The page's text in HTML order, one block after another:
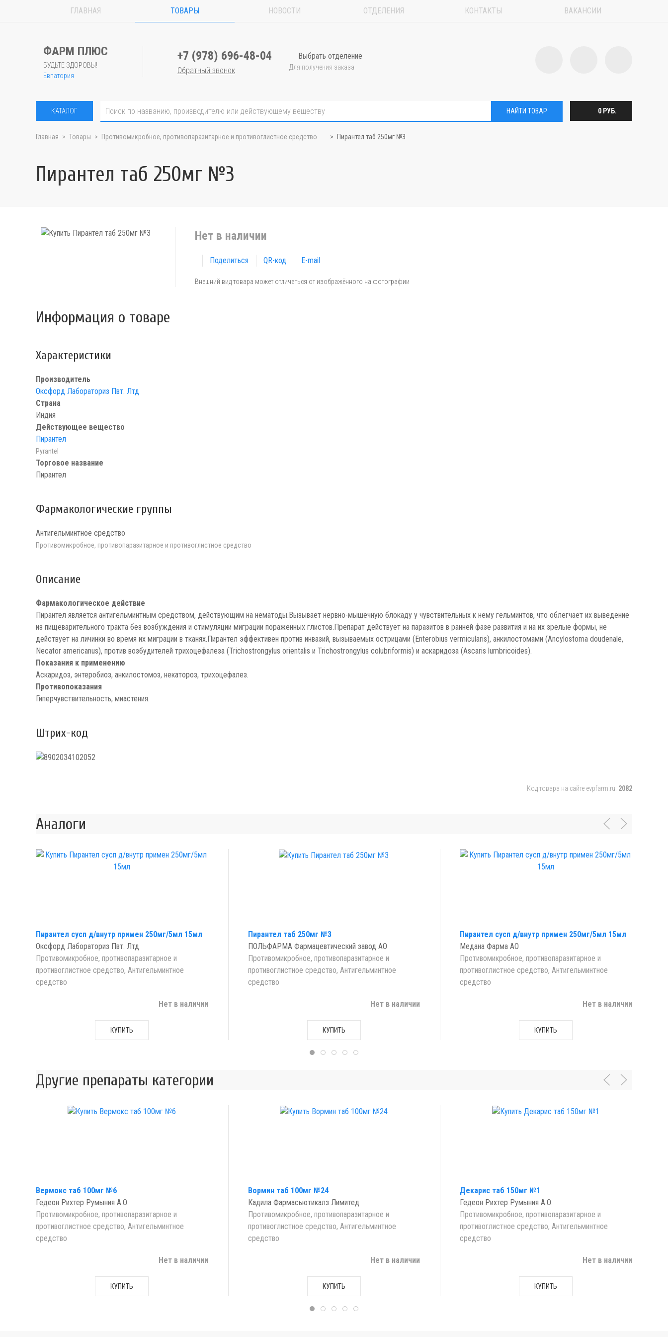
ГЛАВНАЯ ТОВАРЫ НОВОСТИ ОТДЕЛЕНИЯ КОНТАКТЫ ВАКАНСИИ
ФАРМ ПЛЮС
БУДЬТЕ ЗДОРОВЫ!
Евпатория
+7 (978) 696-48-04
Обратный звонок
Выбрать отделение
Для получения заказа
КАТАЛОГ НАЙТИ ТОВАР 0 РУБ.
Главная Товары Противомикробное, противопаразитарное и противоглистное средство Пирантел таб 250мг №3
Пирантел таб 250мг №3
Нет в наличии
Поделиться QR-код E-mail
Внешний вид товара может отличаться от изображённого на фотографии
Информация о товаре
Характеристики
Производитель
Оксфорд Лабораториз Пвт. Лтд
Страна
Индия
Действующее вещество
Пирантел
Pyrantel
Торговое название
Пирантел
Фармакологические группы
Антигельминтное средство
Противомикробное, противопаразитарное и противоглистное средство
Описание
Фармакологическое действие
Пирантел является антигельминтным средством, действующим на нематоды.Вызывает нервно-мышечную блокаду у чувствительных к нему гельминтов, что облегчает их выведение
из пищеварительного тракта без возбуждения и стимуляции миграции пораженных глистов.Препарат действует на паразитов в ранней фазе развития и на их зрелые формы, не
действует на личинки во время их миграции в тканях.Пирантел эффективен против инвазий, вызываемых острицами (Enterobius vermicularis), анкилостомами (Ancylostoma doudenale,
Necator americanus), против возбудителей трихоцефалеза (Trichostrongylus orientalis и Trichostrongylus colubriformis) и аскаридоза (Ascaris lumbricoides).
Показания к применению
Аскаридоз, энтеробиоз, анкилостомоз, некатороз, трихоцефалез.
Противопоказания
Гиперчувствительность, миастения.
Штрих-код
Код товара на сайте evpfarm.ru: 2082
Аналоги
Пирантел сусп д/внутр примен 250мг/5мл 15мл
Оксфорд Лабораториз Пвт. Лтд
Противомикробное, противопаразитарное и
противоглистное средство, Антигельминтное
средство
Нет в наличии
КУПИТЬ
Пирантел таб 250мг №3
ПОЛЬФАРМА Фармацевтический завод АО
Противомикробное, противопаразитарное и
противоглистное средство, Антигельминтное
средство
Нет в наличии
КУПИТЬ
Пирантел сусп д/внутр примен 250мг/5мл 15мл
Медана Фарма АО
Противомикробное, противопаразитарное и
противоглистное средство, Антигельминтное
средство
Нет в наличии
КУПИТЬ
Другие препараты категории
Вермокс таб 100мг №6
Гедеон Рихтер Румыния А.О.
Противомикробное, противопаразитарное и
противоглистное средство, Антигельминтное
средство
Нет в наличии
КУПИТЬ
Вормин таб 100мг №24
Кадила Фармасьютикалз Лимитед
Противомикробное, противопаразитарное и
противоглистное средство, Антигельминтное
средство
Нет в наличии
КУПИТЬ
Декарис таб 150мг №1
Гедеон Рихтер Румыния А.О.
Противомикробное, противопаразитарное и
противоглистное средство, Антигельминтное
средство
Нет в наличии
КУПИТЬ